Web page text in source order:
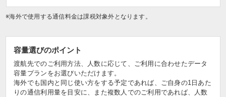
※海外で使用する通信料金は課税対象外となります。
容量選びのポイント
渡航先でのご利用方法、人数に応じて、ご利用に合わせたデータ
容量プランをお選びいただけます。
海外でも国内と同じ使い方をする予定であれば、ご自身の1日あた
りの通信利用量を目安に、また複数人でのご利用であれば、人数